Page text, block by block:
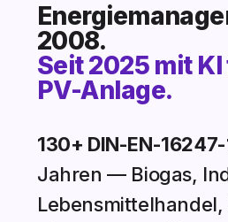
2008.
Seit 2025 mit
PV-Anlage.
130+ DIN-EN-
Jahren — Biogas,
Lebensmittelhandel,